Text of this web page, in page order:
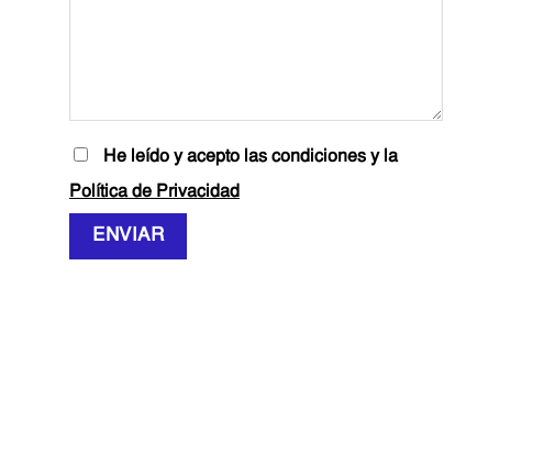
He leído y acepto las condiciones y la
Política de Privacidad